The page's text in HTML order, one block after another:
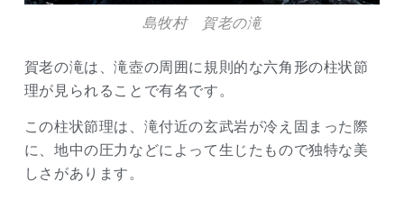
島牧村 賀老の滝
賀老の滝は、滝壺の周囲に規則的な六角形の柱状節
理が見られることで有名です。
この柱状節理は、滝付近の玄武岩が冷え固まった際
に、地中の圧力などによって生じたもので独特な美
しさがあります。